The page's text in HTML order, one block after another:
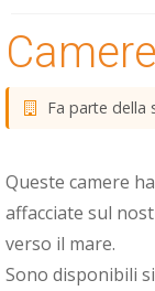
Fa parte della
Queste camere
affacciate sul
verso il mare.
Sono disponibili